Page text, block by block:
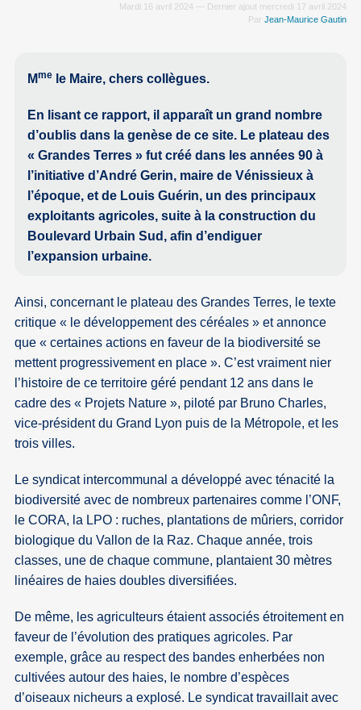
Mardi 16 avril 2024 — Dernier ajout mercredi 17 avril 2024
Par Jean-Maurice Gautin
Mme le Maire, chers collègues.
En lisant ce rapport, il apparaît un grand nombre
d’oublis dans la genèse de ce site. Le plateau des
« Grandes Terres » fut créé dans les années 90 à
l’initiative d’André Gerin, maire de Vénissieux à
l’époque, et de Louis Guérin, un des principaux
exploitants agricoles, suite à la construction du
Boulevard Urbain Sud, afin d’endiguer
l’expansion urbaine.
Ainsi, concernant le plateau des Grandes Terres, le texte
critique « le développement des céréales » et annonce
que « certaines actions en faveur de la biodiversité se
mettent progressivement en place ». C’est vraiment nier
l’histoire de ce territoire géré pendant 12 ans dans le
cadre des « Projets Nature », piloté par Bruno Charles,
vice-président du Grand Lyon puis de la Métropole, et les
trois villes.
Le syndicat intercommunal a développé avec ténacité la
biodiversité avec de nombreux partenaires comme l’ONF,
le CORA, la LPO : ruches, plantations de mûriers, corridor
biologique du Vallon de la Raz. Chaque année, trois
classes, une de chaque commune, plantaient 30 mètres
linéaires de haies doubles diversifiées.
De même, les agriculteurs étaient associés étroitement en
faveur de l’évolution des pratiques agricoles. Par
exemple, grâce au respect des bandes enherbées non
cultivées autour des haies, le nombre d’espèces
d’oiseaux nicheurs a explosé. Le syndicat travaillait avec